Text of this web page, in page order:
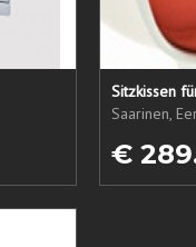
Sitzkissen
Saarinen,
€